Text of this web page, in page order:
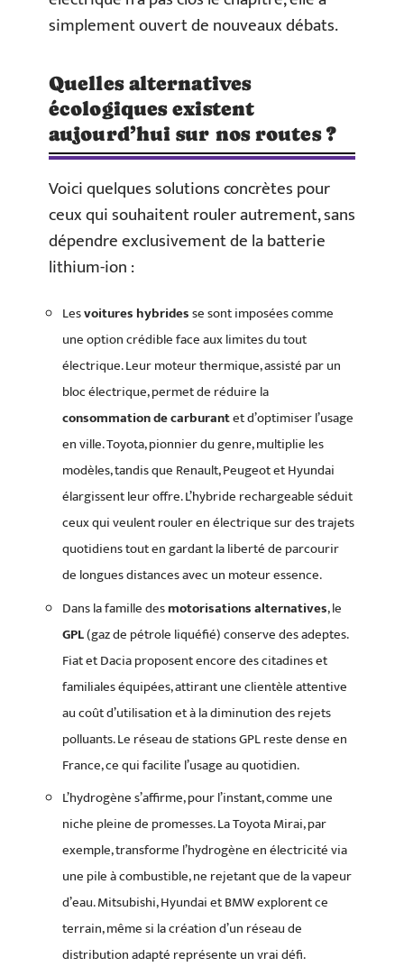
simplement ouvert de nouveaux débats.
Quelles alternatives
écologiques existent
aujourd’hui sur nos routes ?
Voici quelques solutions concrètes pour
ceux qui souhaitent rouler autrement, sans
dépendre exclusivement de la batterie
lithium-ion :
Lesvoitures hybridesse sont imposées comme
une option crédible face aux limites du tout
électrique. Leur moteur thermique, assisté par un
bloc électrique, permet de réduire la
consommation de carburantet d’optimiser l’usage
en ville. Toyota, pionnier du genre, multiplie les
modèles, tandis que Renault, Peugeot et Hyundai
élargissent leur offre. L’hybride rechargeable séduit
ceux qui veulent rouler en électrique sur des trajets
quotidiens tout en gardant la liberté de parcourir
de longues distances avec un moteur essence.
Dans la famille desmotorisations alternatives, le
GPL(gaz de pétrole liquéfié) conserve des adeptes.
Fiat et Dacia proposent encore des citadines et
familiales équipées, attirant une clientèle attentive
au coût d’utilisation et à la diminution des rejets
polluants. Le réseau de stations GPL reste dense en
France, ce qui facilite l’usage au quotidien.
L’hydrogène s’affirme, pour l’instant, comme une
niche pleine de promesses. La Toyota Mirai, par
exemple, transforme l’hydrogène en électricité via
une pile à combustible, ne rejetant que de la vapeur
d’eau. Mitsubishi, Hyundai et BMW explorent ce
terrain, même si la création d’un réseau de
distribution adapté représente un vrai défi.